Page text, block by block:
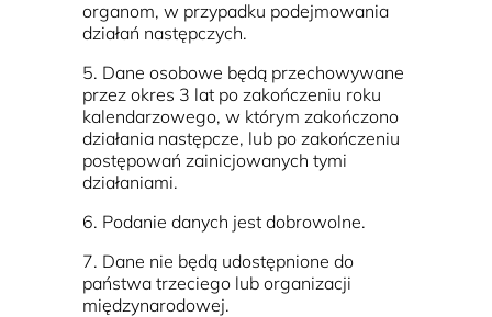
organom, w przypadku podejmowania
działań następczych.
5. Dane osobowe będą przechowywane
przez okres 3 lat po zakończeniu roku
kalendarzowego, w którym zakończono
działania następcze, lub po zakończeniu
postępowań zainicjowanych tymi
działaniami.
6. Podanie danych jest dobrowolne.
7. Dane nie będą udostępnione do
państwa trzeciego lub organizacji
międzynarodowej.